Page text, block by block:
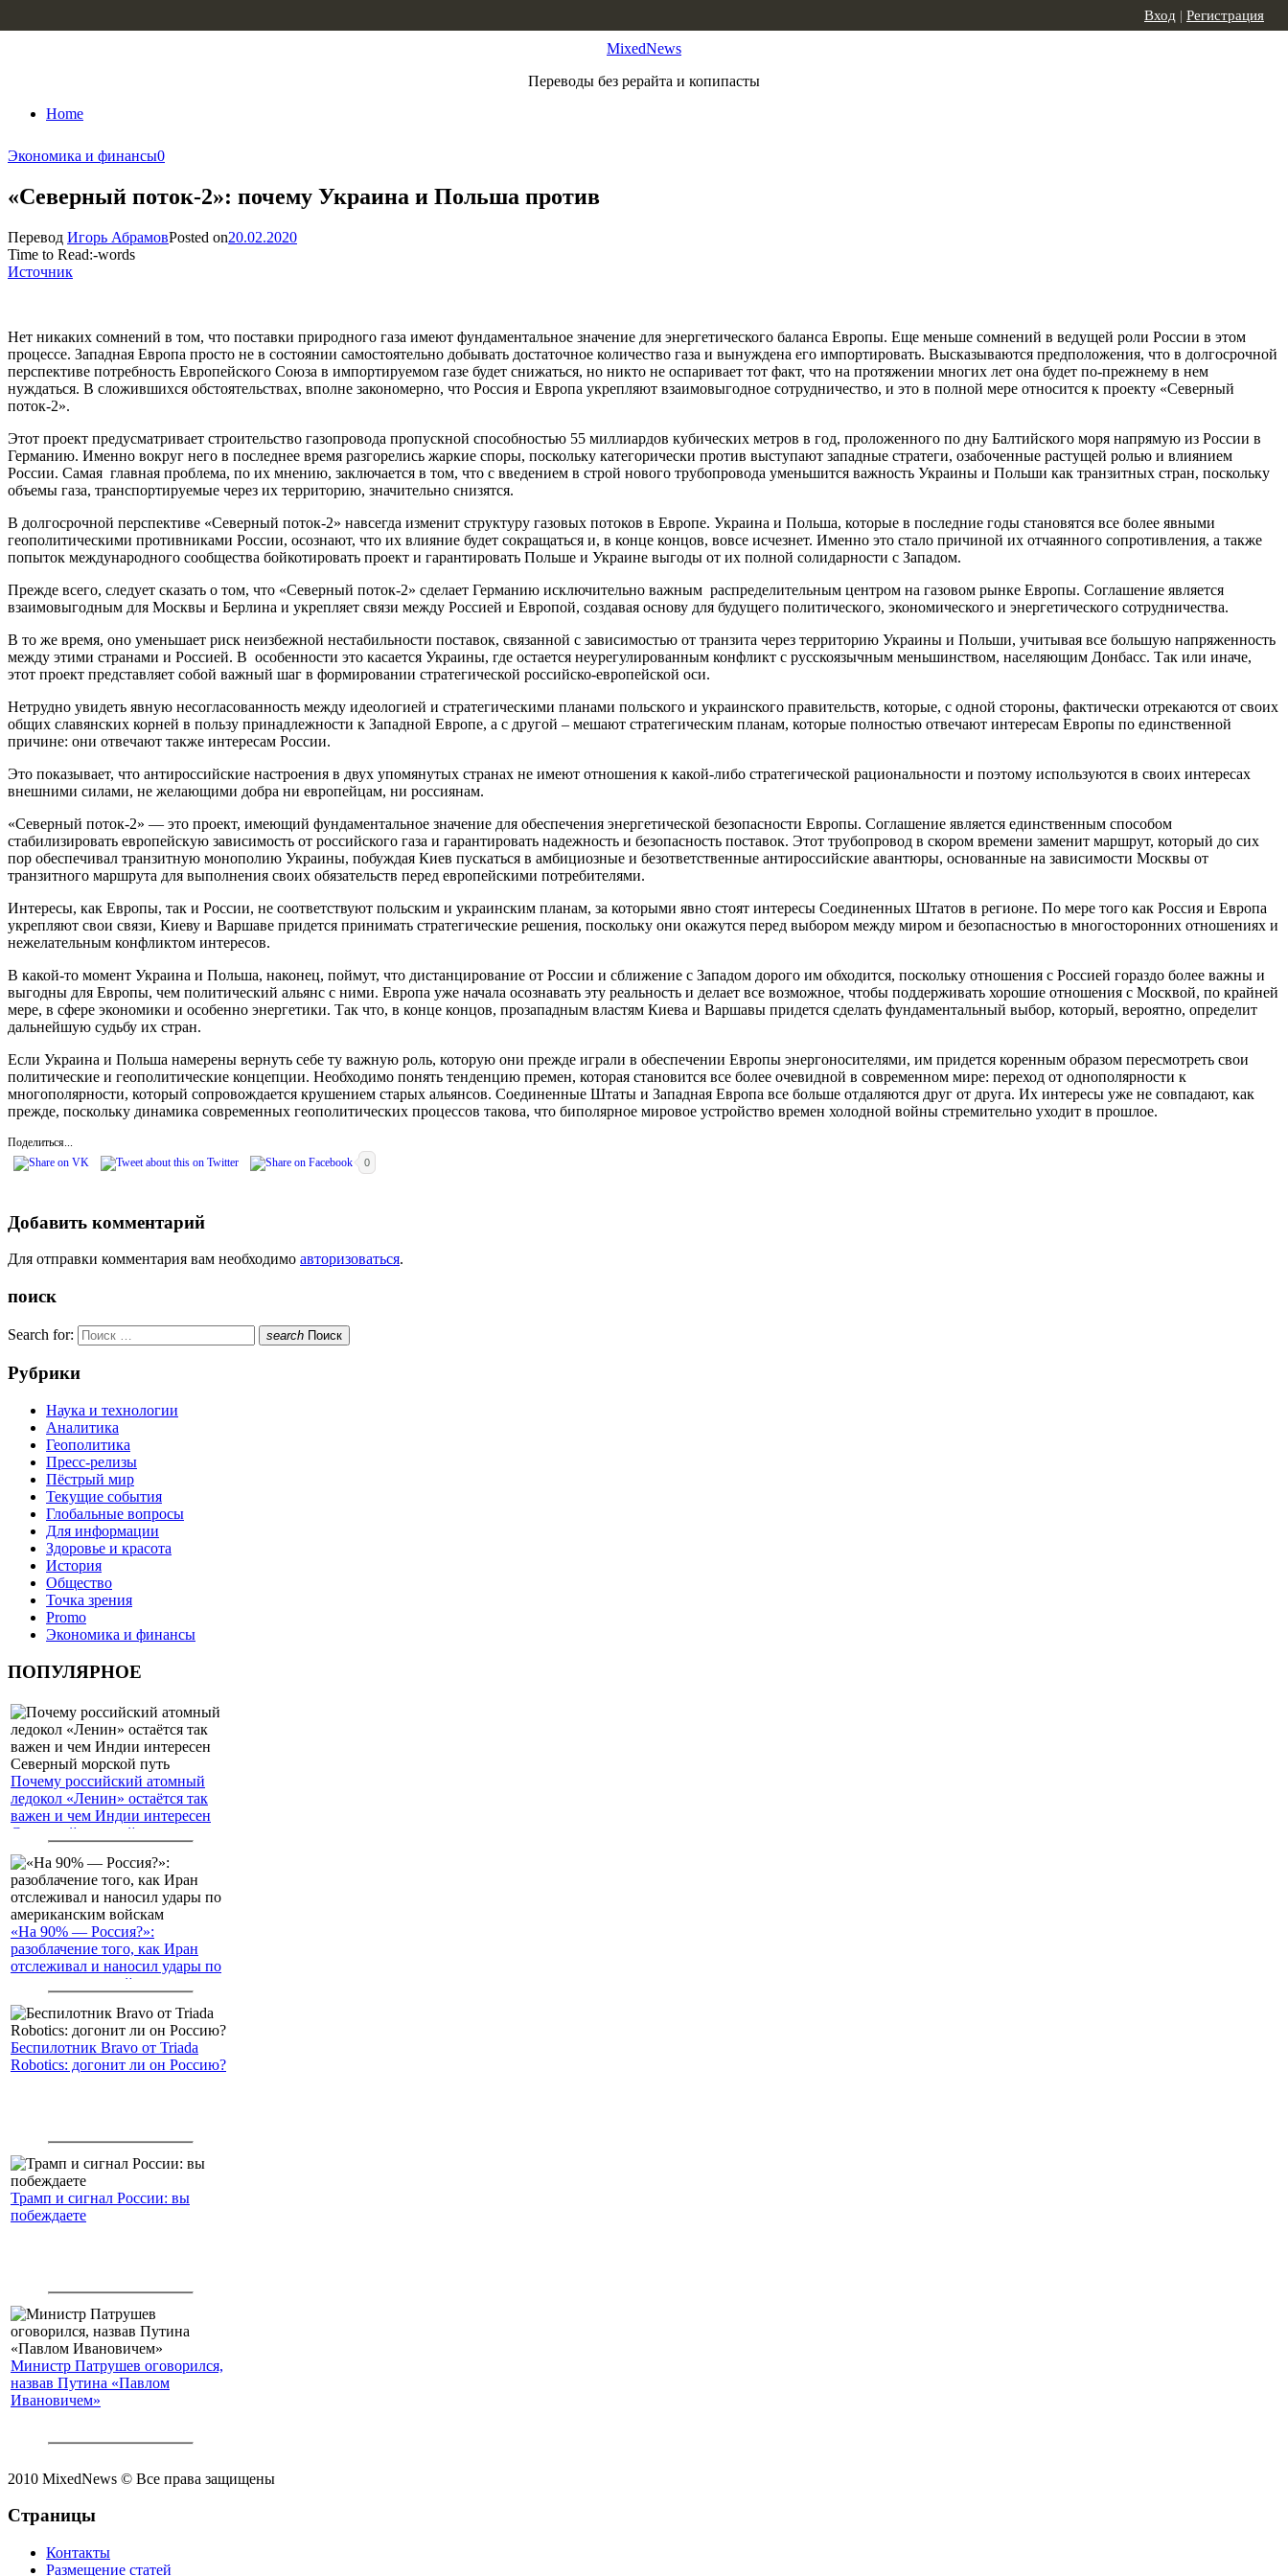
MixedNews
Переводы без рерайта и копипасты
Home
Вход | Регистрация
Экономика и финансы0
«Северный поток-2»: почему Украина и Польша против
Перевод Игорь АбрамовPosted on20.02.2020
Time to Read:-words
Источник
Нет никаких сомнений в том, что поставки природного газа имеют фундаментальное значение для энергетического баланса Европы. Еще меньше сомнений в ведущей роли России в этом
процессе. Западная Европа просто не в состоянии самостоятельно добывать достаточное количество газа и вынуждена его импортировать. Высказываются предположения, что в долгосрочной
перспективе потребность Европейского Союза в импортируемом газе будет снижаться, но никто не оспаривает тот факт, что на протяжении многих лет она будет по-прежнему в нем
нуждаться. В сложившихся обстоятельствах, вполне закономерно, что Россия и Европа укрепляют взаимовыгодное сотрудничество, и это в полной мере относится к проекту «Северный
поток-2».
Этот проект предусматривает строительство газопровода пропускной способностью 55 миллиардов кубических метров в год, проложенного по дну Балтийского моря напрямую из России в
Германию. Именно вокруг него в последнее время разгорелись жаркие споры, поскольку категорически против выступают западные стратеги, озабоченные растущей ролью и влиянием
России. Самая главная проблема, по их мнению, заключается в том, что с введением в строй нового трубопровода уменьшится важность Украины и Польши как транзитных стран, поскольку
объемы газа, транспортируемые через их территорию, значительно снизятся.
В долгосрочной перспективе «Северный поток-2» навсегда изменит структуру газовых потоков в Европе. Украина и Польша, которые в последние годы становятся все более явными
геополитическими противниками России, осознают, что их влияние будет сокращаться и, в конце концов, вовсе исчезнет. Именно это стало причиной их отчаянного сопротивления, а также
попыток международного сообщества бойкотировать проект и гарантировать Польше и Украине выгоды от их полной солидарности с Западом.
Прежде всего, следует сказать о том, что «Северный поток-2» сделает Германию исключительно важным распределительным центром на газовом рынке Европы. Соглашение является
взаимовыгодным для Москвы и Берлина и укрепляет связи между Россией и Европой, создавая основу для будущего политического, экономического и энергетического сотрудничества.
В то же время, оно уменьшает риск неизбежной нестабильности поставок, связанной с зависимостью от транзита через территорию Украины и Польши, учитывая все большую напряженность
между этими странами и Россией. В особенности это касается Украины, где остается неурегулированным конфликт с русскоязычным меньшинством, населяющим Донбасс. Так или иначе,
этот проект представляет собой важный шаг в формировании стратегической российско-европейской оси.
Нетрудно увидеть явную несогласованность между идеологией и стратегическими планами польского и украинского правительств, которые, с одной стороны, фактически отрекаются от своих
общих славянских корней в пользу принадлежности к Западной Европе, а с другой – мешают стратегическим планам, которые полностью отвечают интересам Европы по единственной
причине: они отвечают также интересам России.
Это показывает, что антироссийские настроения в двух упомянутых странах не имеют отношения к какой-либо стратегической рациональности и поэтому используются в своих интересах
внешними силами, не желающими добра ни европейцам, ни россиянам.
«Северный поток-2» — это проект, имеющий фундаментальное значение для обеспечения энергетической безопасности Европы. Соглашение является единственным способом
стабилизировать европейскую зависимость от российского газа и гарантировать надежность и безопасность поставок. Этот трубопровод в скором времени заменит маршрут, который до сих
пор обеспечивал транзитную монополию Украины, побуждая Киев пускаться в амбициозные и безответственные антироссийские авантюры, основанные на зависимости Москвы от
транзитного маршрута для выполнения своих обязательств перед европейскими потребителями.
Интересы, как Европы, так и России, не соответствуют польским и украинским планам, за которыми явно стоят интересы Соединенных Штатов в регионе. По мере того как Россия и Европа
укрепляют свои связи, Киеву и Варшаве придется принимать стратегические решения, поскольку они окажутся перед выбором между миром и безопасностью в многосторонних отношениях и
нежелательным конфликтом интересов.
В какой-то момент Украина и Польша, наконец, поймут, что дистанцирование от России и сближение с Западом дорого им обходится, поскольку отношения с Россией гораздо более важны и
выгодны для Европы, чем политический альянс с ними. Европа уже начала осознавать эту реальность и делает все возможное, чтобы поддерживать хорошие отношения с Москвой, по крайней
мере, в сфере экономики и особенно энергетики. Так что, в конце концов, прозападным властям Киева и Варшавы придется сделать фундаментальный выбор, который, вероятно, определит
дальнейшую судьбу их стран.
Если Украина и Польша намерены вернуть себе ту важную роль, которую они прежде играли в обеспечении Европы энергоносителями, им придется коренным образом пересмотреть свои
политические и геополитические концепции. Необходимо понять тенденцию премен, которая становится все более очевидной в современном мире: переход от однополярности к
многополярности, который сопровождается крушением старых альянсов. Соединенные Штаты и Западная Европа все больше отдаляются друг от друга. Их интересы уже не совпадают, как
прежде, поскольку динамика современных геополитических процессов такова, что биполярное мировое устройство времен холодной войны стремительно уходит в прошлое.
Поделиться...
0
Добавить комментарий
Для отправки комментария вам необходимо авторизоваться.
поиск
Search for: search Поиск
Рубрики
Наука и технологии
Аналитика
Геополитика
Пресс-релизы
Пёстрый мир
Текущие события
Глобальные вопросы
Для информации
Здоровье и красота
История
Общество
Точка зрения
Promo
Экономика и финансы
ПОПУЛЯРНОЕ
Почему российский атомный
ледокол «Ленин» остаётся так
важен и чем Индии интересен
Северный морской путь
«На 90% — Россия?»:
разоблачение того, как Иран
отслеживал и наносил удары по
американским войскам
Беспилотник Bravo от Triada
Robotics: догонит ли он Россию?
Трамп и сигнал России: вы
побеждаете
Министр Патрушев оговорился,
назвав Путина «Павлом
Ивановичем»
2010 MixedNews © Все права защищены
Страницы
Контакты
Размещение статей